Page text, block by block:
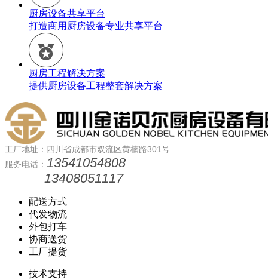
厨房设备共享平台
打造商用厨房设备专业共享平台
厨房工程解决方案
提供厨房设备工程整套解决方案
工厂地址：四川省成都市双流区黄楠路301号
服务电话： 13541054808
13408051117
配送方式
代发物流
外包打车
协商送货
工厂提货
技术支持